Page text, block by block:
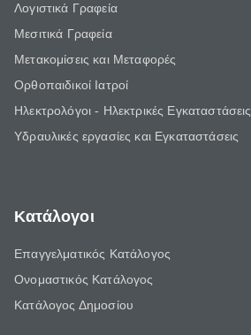
Λογιστικά Γραφεία
Μεσιτικά Γραφεία
Μετακομίσεις και Μεταφορές
Ορθοπαιδικοί Ιατροί
Ηλεκτρολόγοι - Ηλεκτρικές Εγκαταστάσεις
Υδραυλικές εργασίες και Εγκαταστάσεις
Κατάλογοι
Επαγγελματικός Κατάλογος
Ονομαστικός Κατάλογος
Κατάλογος Δημοσίου